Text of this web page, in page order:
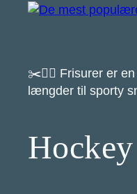
✂️💇‍♂️ Frisurer er
længder til sporty